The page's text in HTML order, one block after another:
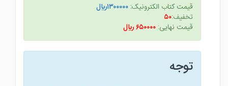
قیمت کتاب الکترونیک: ۱۳۰۰۰۰۰ريال
تخفیف:۵۰
قیمت نهایی: ۶۵۰۰۰۰ ريال
توجه